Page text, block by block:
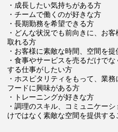
・成長したい気持ちがある方
・チームで働くのが好きな方
・長期勤務を希望できる方
・どんな状況でも前向きに、お
取れる方
・お客様に素敵な時間、空間を
・食事やサービスを売るだけで
する仕事がしたい方
・ホスピタリティをもって、業
フードに興味がある方
・トレーニングが好きな方
・調理のスキル、コミュニケー
けではなく素敵な空間を提供す